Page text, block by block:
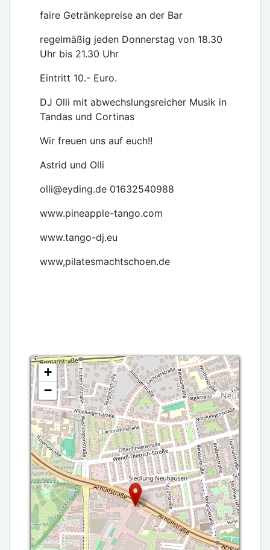
faire Getränkepreise an der Bar
regelmäßig jeden Donnerstag von 18.30
Uhr bis 21.30 Uhr
Eintritt 10.- Euro.
DJ Olli mit abwechslungsreicher Musik in
Tandas und Cortinas
Wir freuen uns auf euch!!
Astrid und Olli
olli@eyding.de 01632540988
www.pineapple-tango.com
www.tango-dj.eu
www,pilatesmachtschoen.de
+
−